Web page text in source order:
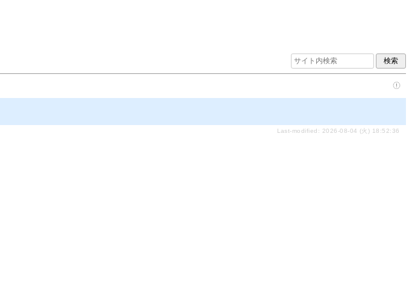
Last-modified: 2026-08-04 (火) 18:52:36